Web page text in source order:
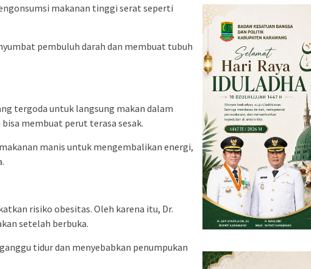
makanan tinggi serat seperti
pembuluh darah dan membuat tubuh
tergoda untuk langsung makan dalam
membuat perut terasa sesak.
manis untuk mengembalikan energi,
risiko obesitas. Oleh karena itu, Dr.
setelah berbuka.
tidur dan menyebabkan penumpukan